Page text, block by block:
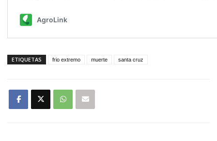
ETIQUETAS frio extremo muerte santa cruz